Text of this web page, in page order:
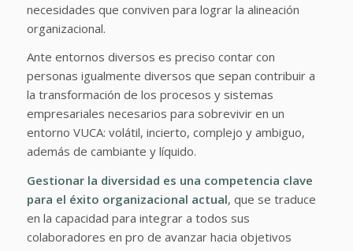
necesidades que conviven para lograr la alineación
organizacional.
Ante entornos diversos es preciso contar con
personas igualmente diversos que sepan contribuir a
la transformación de los procesos y sistemas
empresariales necesarios para sobrevivir en un
entorno VUCA: volátil, incierto, complejo y ambiguo,
además de cambiante y líquido.
Gestionar la diversidad es una competencia clave
para el éxito organizacional actual, que se traduce
en la capacidad para integrar a todos sus
colaboradores en pro de avanzar hacia objetivos